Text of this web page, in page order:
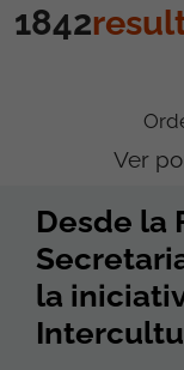
1842
Ver
Desde la
la